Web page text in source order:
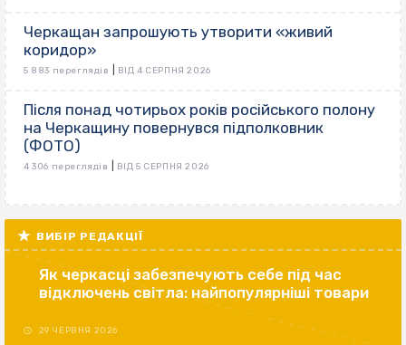
Черкащан запрошують утворити «живий
коридор»
5 883 переглядів ВІД 4 СЕРПНЯ 2026
Після понад чотирьох років російського полону
на Черкащину повернувся підполковник
(ФОТО)
4 306 переглядів ВІД 5 СЕРПНЯ 2026
ВИБІР РЕДАКЦІЇ
Як черкасці забезпечують себе під час
відключень світла: найпопулярніші товари
29 ЧЕРВНЯ 2026